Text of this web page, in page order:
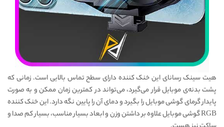
هیت سینک رسانای این خنک کننده دارای سطح تماس بالایی است. زمانی که
پشت بدنه‌ی موبایل قرار می‌گیرد، می‌تواند در کمترین زمان ممکن و به صورت
پایدار گرمای گوشی موبایل را بگیرد و دمای آن را پایین نگه دارد. این خنک کننده
RGB گوشی موبایل علاوه بر داشتن وزن و ابعاد بسیار مناسب، بسیار کم صدا و